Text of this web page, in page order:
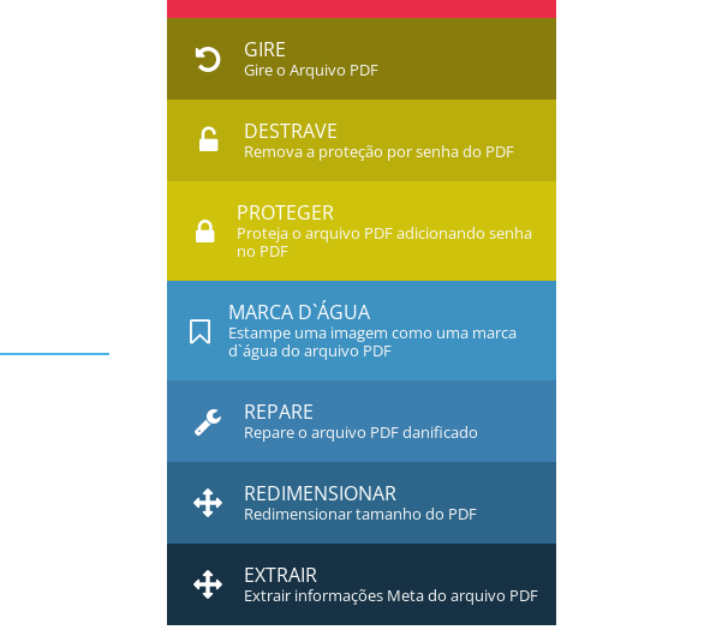
GIRE
Gire o Arquivo PDF
DESTRAVE
Remova a proteção por senha do PDF
PROTEGER
Proteja o arquivo PDF adicionando senha
no PDF
MARCA D`ÁGUA
Estampe uma imagem como uma marca
d`água do arquivo PDF
REPARE
Repare o arquivo PDF danificado
REDIMENSIONAR
Redimensionar tamanho do PDF
EXTRAIR
Extrair informações Meta do arquivo PDF